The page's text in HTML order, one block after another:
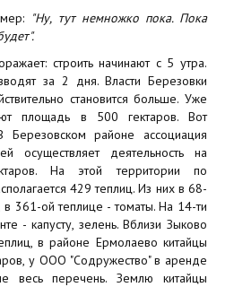
"Ну, тут немножко пока. Пока
строить начинают с 5 утра.
за 2 дня. Власти Березовки
становится больше. Уже
площадь в 500 гектаров. Вот
районе ассоциация
осуществляет деятельность на
На этой территории по
429 теплиц. Из них в 68-
361-ой теплице - томаты. На 14-ти
- капусту, зелень. Вблизи Зыково
в районе Ермолаево китайцы
у ООО "Содружество" в аренде
перечень. Землю китайцы